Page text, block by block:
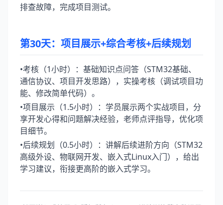
排查故障，完成项目测试。
第30天：项目展示+综合考核+后续规划
•考核（1小时）：基础知识点问答（STM32基础、
通信协议、项目开发思路），实操考核（调试项目功
能、修改简单代码）。
•项目展示（1.5小时）：学员展示两个实战项目，分
享开发心得和问题解决经验，老师点评指导，优化项
目细节。
•后续规划（0.5小时）：讲解后续进阶方向（STM32
高级外设、物联网开发、嵌入式Linux入门），给出
学习建议，衔接更高阶的嵌入式学习。